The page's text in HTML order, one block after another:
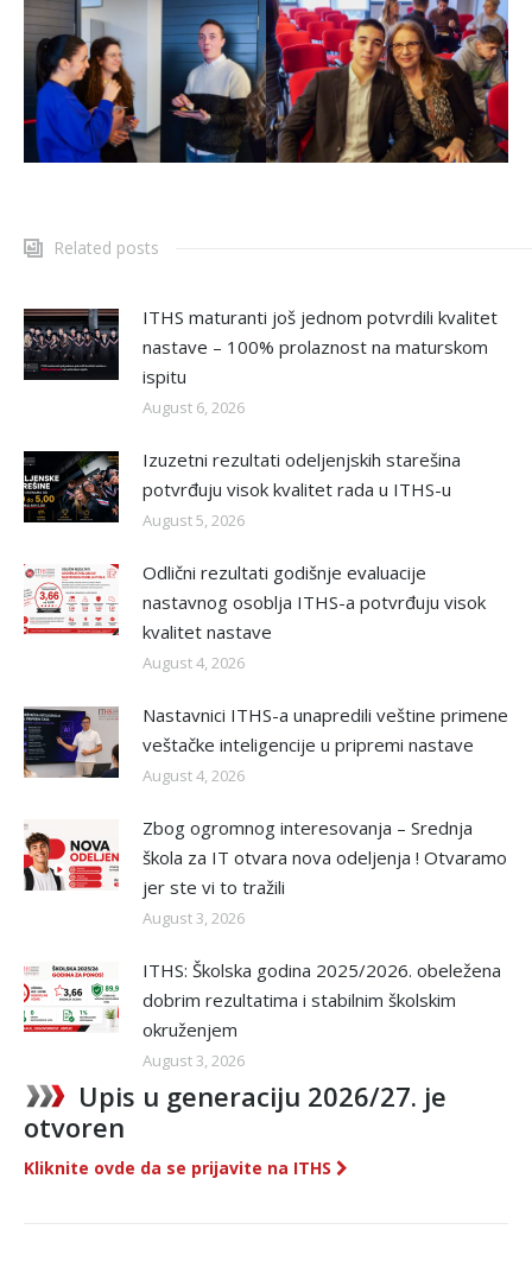
Related posts
ITHS maturanti još jednom potvrdili kvalitet
nastave – 100% prolaznost na maturskom
ispitu
August 6, 2026
Izuzetni rezultati odeljenjskih starešina
potvrđuju visok kvalitet rada u ITHS-u
August 5, 2026
Odlični rezultati godišnje evaluacije
nastavnog osoblja ITHS-a potvrđuju visok
kvalitet nastave
August 4, 2026
Nastavnici ITHS-a unapredili veštine primene
veštačke inteligencije u pripremi nastave
August 4, 2026
Zbog ogromnog interesovanja – Srednja
škola za IT otvara nova odeljenja ! Otvaramo
jer ste vi to tražili
August 3, 2026
ITHS: Školska godina 2025/2026. obeležena
dobrim rezultatima i stabilnim školskim
okruženjem
August 3, 2026
Upis u generaciju 2026/27. je
otvoren
Kliknite ovde da se prijavite na ITHS